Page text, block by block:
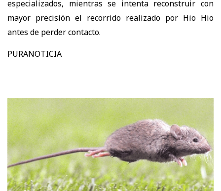
especializados, mientras se intenta reconstruir con
mayor precisión el recorrido realizado por Hio Hio
antes de perder contacto.
PURANOTICIA